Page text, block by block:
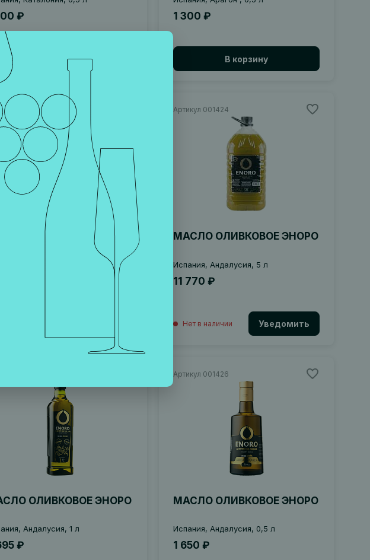
₽
В корзину
1 300 ₽
В корзину
001298
ОЛИВКОВОЕ САНТА
Артикул 001424
МАСЛО ОЛИВКОВОЕ ЭНОРО
Испания, Андалусия, 5 л
11 770 ₽
Нет в наличии Уведомить
ОЛИВКОВОЕ ЭНОРО
Андалусия, 1 л
₽
Артикул 001426
МАСЛО ОЛИВКОВОЕ ЭНОРО
Испания, Андалусия, 0,5 л
1 650 ₽